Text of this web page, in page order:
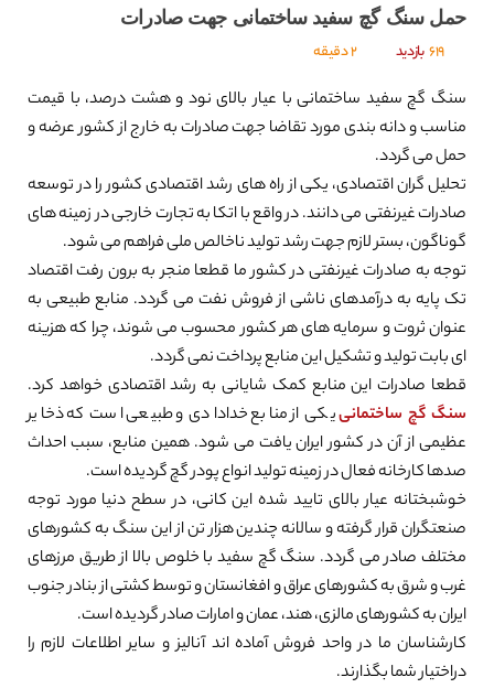
حمل سنگ گچ سفید ساختمانی جهت صادرات
619بازدید 2 دقیقه
سنگ گچ سفید ساختمانی با عیار بالای نود و هشت درصد، با قیمت
مناسب و دانه بندی مورد تقاضا جهت صادرات به خارج از کشور عرضه و
حمل می گردد.
تحلیل گران اقتصادی، یکی از راه های رشد اقتصادی کشور را در توسعه
صادرات غیرنفتی می دانند. در واقع با اتکا به تجارت خارجی در زمینه های
گوناگون، بستر لازم جهت رشد تولید ناخالص ملی فراهم می شود.
توجه به صادرات غیرنفتی در کشور ما قطعا منجر به برون رفت اقتصاد
تک پایه به درآمدهای ناشی از فروش نفت می گردد. منابع طبیعی به
عنوان ثروت و سرمایه های هر کشور محسوب می شوند، چرا که هزینه
ای بابت تولید و تشکیل این منابع پرداخت نمی گردد.
قطعا صادرات این منابع کمک شایانی به رشد اقتصادی خواهد کرد.
سنگ گچ ساختمانییکی از منابع خدادادی و طبیعی است که ذخایر
عظیمی از آن در کشور ایران یافت می شود. همین منابع، سبب احداث
صدها کارخانه فعال در زمینه تولید انواع پودر گچ گردیده است.
خوشبختانه عیار بالای تایید شده این کانی، در سطح دنیا مورد توجه
صنعتگران قرار گرفته و سالانه چندین هزار تن از این سنگ به کشورهای
مختلف صادر می گردد. سنگ گچ سفید با خلوص بالا از طریق مرزهای
غرب و شرق به کشورهای عراق و افغانستان و توسط کشتی از بنادر جنوب
ایران به کشورهای مالزی، هند، عمان و امارات صادر گردیده است.
کارشناسان ما در واحد فروش آماده اند آنالیز و سایر اطلاعات لازم را
دراختیار شما بگذارند.